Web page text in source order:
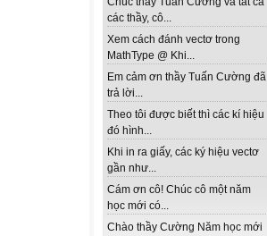
các thầy, cô...
Xem cách đánh vectơ trong
MathType @ Khi...
Em cảm ơn thầy Tuấn Cường đã
trả lời...
Theo tôi được biết thì các kí hiệu
đó hình...
Khi in ra giấy, các ký hiệu vectơ
gần như...
Cám ơn cô! Chúc cô một năm
học mới có...
Chào thầy Cường Năm học mới